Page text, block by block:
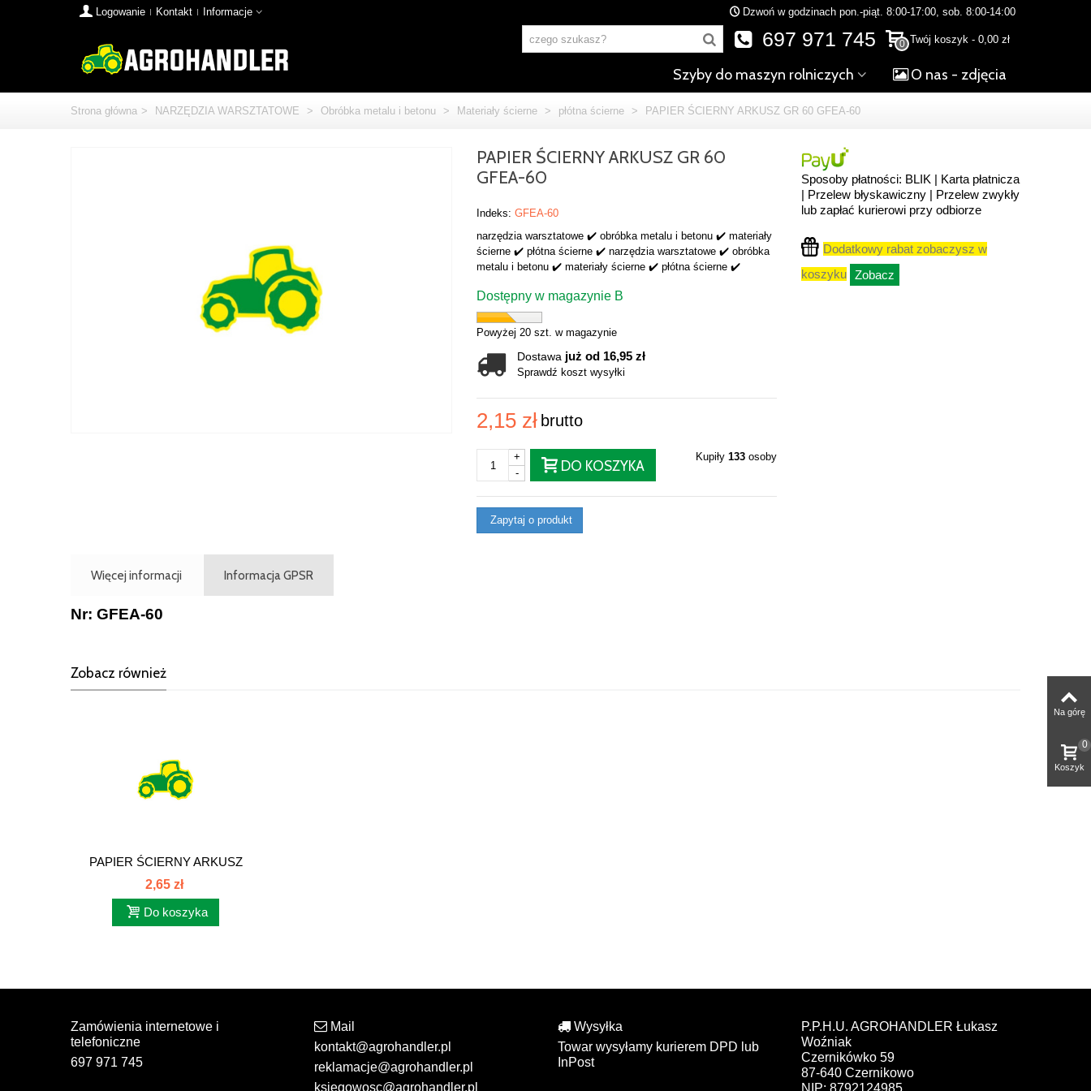
Logowanie Kontakt Informacje Dzwoń w godzinach pon.-piąt. 8:00-17:00, sob. 8:00-14:00
0 Twój koszyk - 0,00 zł
697 971 745
Szyby do maszyn rolniczych O nas - zdjęcia
Strona główna > NARZĘDZIA WARSZTATOWE > Obróbka metalu i betonu > Materiały ścierne > płótna ścierne > PAPIER ŚCIERNY ARKUSZ GR 60 GFEA-60
PAPIER ŚCIERNY ARKUSZ GR 60
GFEA-60
Indeks: GFEA-60
narzędzia warsztatowe ✔️ obróbka metalu i betonu ✔️ materiały
ścierne ✔️ płótna ścierne ✔️ narzędzia warsztatowe ✔️ obróbka
metalu i betonu ✔️ materiały ścierne ✔️ płótna ścierne ✔️
Dostępny w magazynie B
Powyżej 20 szt. w magazynie
Dostawa już od 16,95 zł
Sprawdź koszt wysyłki
2,15 zł brutto
-
+
DO KOSZYKA
Kupiły 133osoby
Zapytaj o produkt
Sposoby płatności: BLIK | Karta płatnicza
| Przelew błyskawiczny | Przelew zwykły
lub zapłać kurierowi przy odbiorze
Dodatkowy rabat zobaczysz w
koszyku Zobacz
Więcej informacji Informacja GPSR
Nr: GFEA-60
Zobacz również
PAPIER ŚCIERNY ARKUSZ
GR 150...
2,65 zł
Do koszyka
Zamówienia internetowe i
telefoniczne
697 971 745
Mail
kontakt@agrohandler.pl
reklamacje@agrohandler.pl
ksiegowosc@agrohandler.pl
Wysyłka
Towar wysyłamy kurierem DPD lub
InPost
P.P.H.U. AGROHANDLER Łukasz
Woźniak
Czernikówko 59
87-640 Czernikowo
Na górę
Koszyk
0